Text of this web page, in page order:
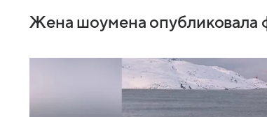
Жена шоумена опубликовала